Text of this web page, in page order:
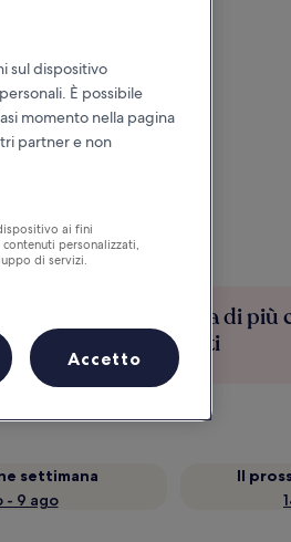
Risparmia di
soli iscritti
settimana
- 9 ago
Il
sul dispositivo
È possibile
momento nella pagina
partner e non
ai fini
personalizzati,
di servizi.
Accetto